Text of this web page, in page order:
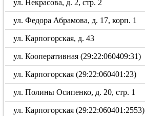
ул. Некрасова, д. 2, стр. 2
ул. Федора Абрамова, д. 17, корп. 1
ул. Карпогорская, д. 43
ул. Кооперативная (29:22:060409:31)
ул. Карпогорская (29:22:060401:23)
ул. Полины Осипенко, д. 20, стр. 1
ул. Карпогорская (29:22:060401:2553)